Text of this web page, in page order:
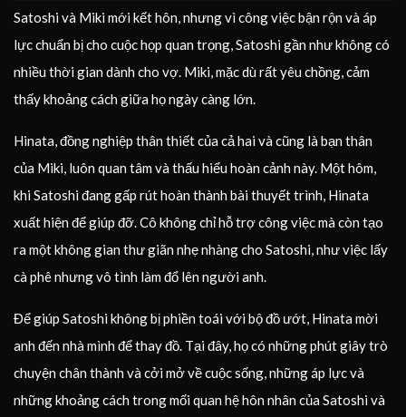
Satoshi và Miki mới kết hôn, nhưng vì công việc bận rộn và áp
lực chuẩn bị cho cuộc họp quan trọng, Satoshi gần như không có
nhiều thời gian dành cho vợ. Miki, mặc dù rất yêu chồng, cảm
thấy khoảng cách giữa họ ngày càng lớn.
Hinata, đồng nghiệp thân thiết của cả hai và cũng là bạn thân
của Miki, luôn quan tâm và thấu hiểu hoàn cảnh này. Một hôm,
khi Satoshi đang gấp rút hoàn thành bài thuyết trình, Hinata
xuất hiện để giúp đỡ. Cô không chỉ hỗ trợ công việc mà còn tạo
ra một không gian thư giãn nhẹ nhàng cho Satoshi, như việc lấy
cà phê nhưng vô tình làm đổ lên người anh.
Để giúp Satoshi không bị phiền toái với bộ đồ ướt, Hinata mời
anh đến nhà mình để thay đồ. Tại đây, họ có những phút giây trò
chuyện chân thành và cởi mở về cuộc sống, những áp lực và
những khoảng cách trong mối quan hệ hôn nhân của Satoshi và